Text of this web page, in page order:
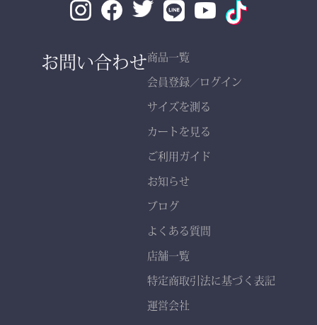
素材： 武州金橋 8800 木
140年以上の歴史をもつ日
本最古クラスの木綿生地。
商品一覧
会員登録 ／ログイン
サイズを測る
カートを見る
ご利用ガイド
お知らせ
ブログ
よくある質問
店舗一覧
特定商取引法に基づく表記
運営会社
お問い合わせ